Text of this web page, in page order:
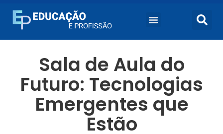
Sala de Aula do
Futuro: Tecnologias
Emergentes que
Estão